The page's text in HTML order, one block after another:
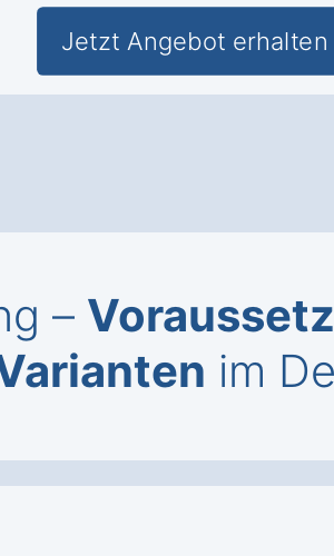
Jetzt Angebot erhalten
–
im